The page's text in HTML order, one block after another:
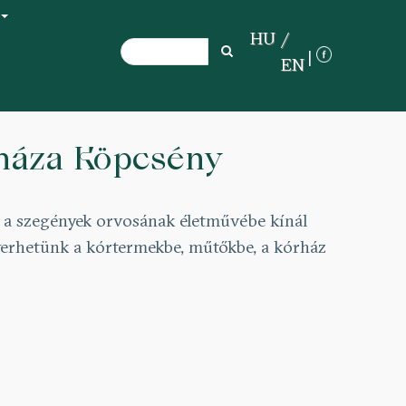
Search
Search
HU
EN
Köpcsény
orvosának életművébe kínál
a kórtermekbe, műtőkbe, a kórház